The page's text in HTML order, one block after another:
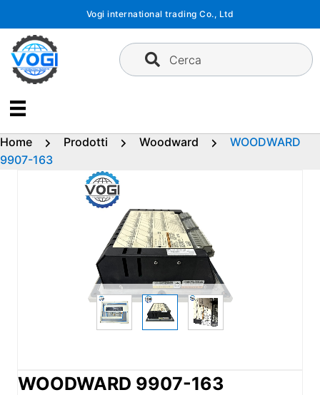
contenuto
Vogi international trading Co., Ltd
Cerca
Home Prodotti Woodward
WOODWARD
9907-163
WOODWARD 9907-163